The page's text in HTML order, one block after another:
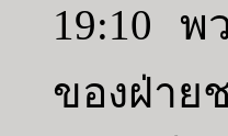
19:10 พ
ของฝ่าย